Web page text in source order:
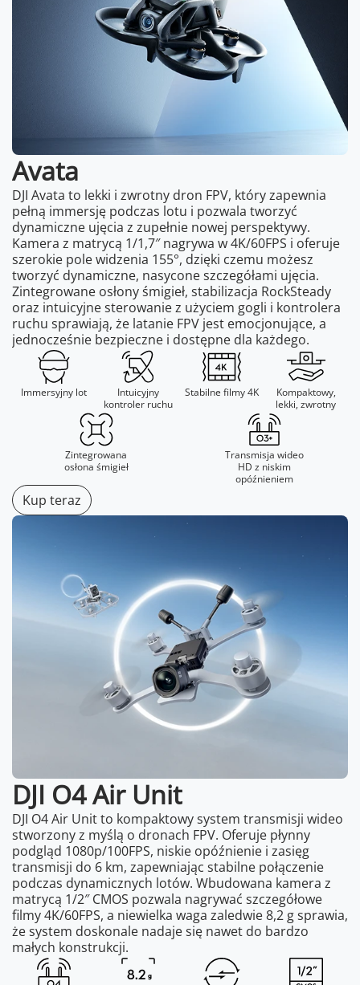
Avata
DJI Avata to lekki i zwrotny dron FPV, który zapewnia
pełną immersję podczas lotu i pozwala tworzyć
dynamiczne ujęcia z zupełnie nowej perspektywy.
Kamera z matrycą 1/1,7″ nagrywa w 4K/60FPS i oferuje
szerokie pole widzenia 155°, dzięki czemu możesz
tworzyć dynamiczne, nasycone szczegółami ujęcia.
Zintegrowane osłony śmigieł, stabilizacja RockSteady
oraz intuicyjne sterowanie z użyciem gogli i kontrolera
ruchu sprawiają, że latanie FPV jest emocjonujące, a
jednocześnie bezpieczne i dostępne dla każdego.
Immersyjny lot
Intuicyjny
kontroler ruchu
Stabilne filmy 4K
Kompaktowy,
lekki, zwrotny
Zintegrowana
osłona śmigieł
Transmisja wideo
HD z niskim
opóźnieniem
Kup teraz
DJI O4 Air Unit
DJI O4 Air Unit to kompaktowy system transmisji wideo
stworzony z myślą o dronach FPV. Oferuje płynny
podgląd 1080p/100FPS, niskie opóźnienie i zasięg
transmisji do 6 km, zapewniając stabilne połączenie
podczas dynamicznych lotów. Wbudowana kamera z
matrycą 1/2″ CMOS pozwala nagrywać szczegółowe
filmy 4K/60FPS, a niewielka waga zaledwie 8,2 g sprawia,
że system doskonale nadaje się nawet do bardzo
małych konstrukcji.